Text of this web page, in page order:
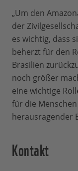
„Um den
der
es wichtig, dass
beherzt für den
Brasilien
noch größer
eine wichtige
für die
herausragender
Kontakt